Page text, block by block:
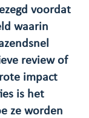
voordat
waarin
review of
impact
is het
ze worden